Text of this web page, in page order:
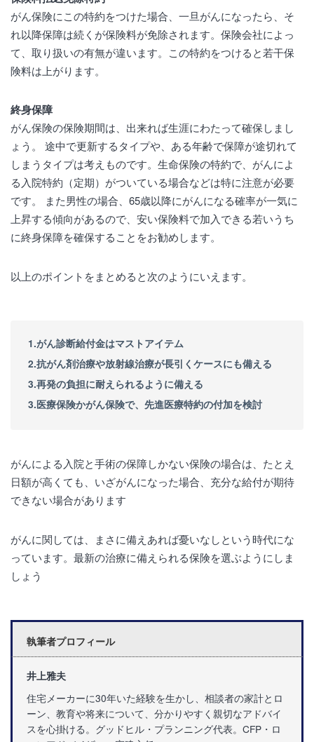
がん保険にこの特約をつけた場合、一旦がんになったら、そ
れ以降保障は続くが保険料が免除されます。保険会社によっ
て、取り扱いの有無が違います。この特約をつけると若干保
険料は上がります。
終身保障
がん保険の保険期間は、出来れば生涯にわたって確保しまし
ょう。 途中で更新するタイプや、ある年齢で保障が途切れて
しまうタイプは考えものです。生命保険の特約で、がんによ
る入院特約（定期）がついている場合などは特に注意が必要
です。 また男性の場合、65歳以降にがんになる確率が一気に
上昇する傾向があるので、安い保険料で加入できる若いうち
に終身保障を確保することをお勧めします。
以上のポイントをまとめると次のようにいえます。
1.がん診断給付金はマストアイテム
2.抗がん剤治療や放射線治療が長引くケースにも備える
3.再発の負担に耐えられるように備える
3.医療保険かがん保険で、先進医療特約の付加を検討
がんによる入院と手術の保障しかない保険の場合は、たとえ
日額が高くても、いざがんになった場合、充分な給付が期待
できない場合があります
がんに関しては、まさに備えあれば憂いなしという時代にな
っています。最新の治療に備えられる保険を選ぶようにしま
しょう
執筆者プロフィール
井上雅夫
住宅メーカーに30年いた経験を生かし、相談者の家計とロ
ーン、教育や将来について、分かりやすく親切なアドバイ
スを心掛ける。グッドヒル・プランニング代表。CFP・ロ